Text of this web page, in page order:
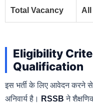
Total Vacancy All
Eligibility
Qualification
इस भर्ती के लिए आवेदन करने से
अनिवार्य है।
RSSB ने